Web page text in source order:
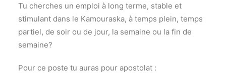
Tu cherches un emploi à long terme, stable et
stimulant dans le Kamouraska, à temps plein, temps
partiel, de soir ou de jour, la semaine ou la fin de
semaine?
Pour ce poste tu auras pour apostolat :